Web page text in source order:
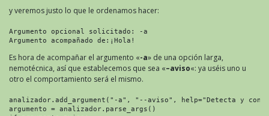
y veremos justo lo que le ordenamos hacer:
Argumento opcional solicitado: -a
Argumento acompañado de:¡Hola!
Es hora de acompañar el argumento «-a» de una opción larga,
nemotécnica, así que establecemos que sea «–aviso«: ya uséis uno u
otro el comportamiento será el mismo.
analizador.add_argument("-a", "--aviso", help="Detecta y
argumento = analizador.parse_args()